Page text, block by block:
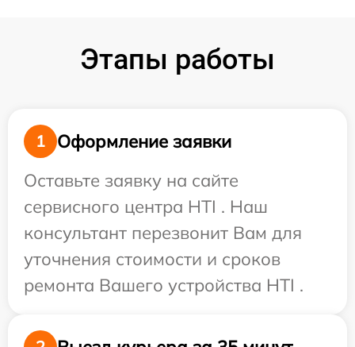
Этапы работы
1
Оформление заявки
Оставьте заявку на сайте
сервисного центра HTI . Наш
консультант перезвонит Вам для
уточнения стоимости и сроков
ремонта Вашего устройства HTI .